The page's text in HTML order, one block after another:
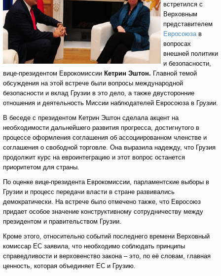
встретился с
Верховным
представителем
Евросоюзав
вопросах
внешней политики
и безопасности,
вице-президентом Еврокомиссии Кетрин Эштон. Главной темой
обсуждения на этой встрече были вопросы международной
безопасности и вклад Грузии в это дело, а также двусторонние
отношения и деятельность Миссии наблюдателей Евросоюза в Грузии.
В беседе с президентом Кетрин Эштон сделала акцент на
необходимости дальнейшего развития прогресса, достигнутого в
процессе оформления соглашения об ассоциированном членстве и
соглашения о свободной торговле. Она выразила надежду, что Грузия
продолжит курс на евроинтеграцию и этот вопрос останется
приоритетом для страны.
По оценке вице-президента Еврокомиссии, парламентские выборы в
Грузии и процесс передачи власти в стране развивались
демократически. На встрече было отмечено также, что Евросоюз
придает особое значение конструктивному сотрудничеству между
президентом и правительством Грузии.
Кроме этого, относительно событий последнего времени Верховный
комиссар ЕС заявила, что необходимо соблюдать принципы
справедливости и верховенство закона – это, по её словам, главная
ценность, которая объединяет ЕС и Грузию.